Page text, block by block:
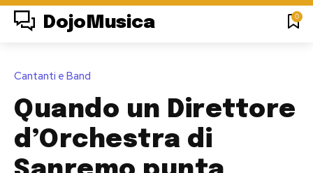
DojoMusica 0
Cantanti e Band
Quando un Direttore
d’Orchestra di